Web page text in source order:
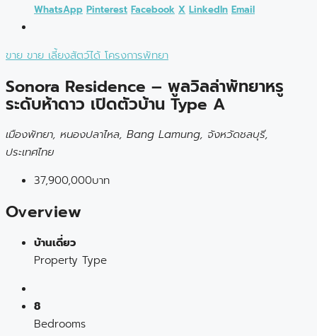
WhatsApp Pinterest Facebook X LinkedIn Email
ขาย ขาย เลี้ยงสัตว์ได้ โครงการพัทยา
Sonora Residence – พูลวิลล่าพัทยาหรู
ระดับห้าดาว เปิดตัวบ้าน Type A
เมืองพัทยา, หนองปลาไหล, Bang Lamung, จังหวัดชลบุรี,
ประเทศไทย
37,900,000บาท
Overview
บ้านเดี่ยว
Property Type
8
Bedrooms